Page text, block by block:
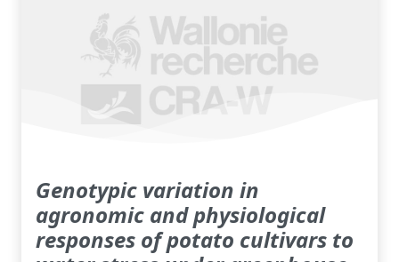
Genotypic variation in
agronomic and physiological
responses of potato cultivars to